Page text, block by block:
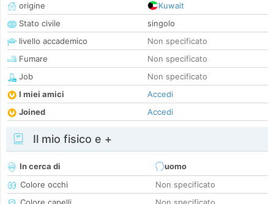
origine
Kuwait
Stato civile
singolo
livello accademico
Non specificato
Fumare
Non specificato
Job
Non specificato
I miei amici
Accedi
Joined
Accedi
Il mio fisico e +
In cerca di
uomo
Colore occhi
Non specificato